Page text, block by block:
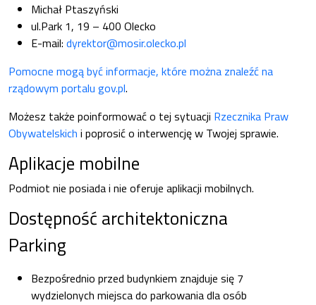
Michał Ptaszyński
ul.Park 1, 19 – 400 Olecko
E-mail: dyrektor@mosir.olecko.pl
Pomocne mogą być informacje, które można znaleźć na
rządowym portalu gov.pl.
Możesz także poinformować o tej sytuacji Rzecznika Praw
Obywatelskich i poprosić o interwencję w Twojej sprawie.
Aplikacje mobilne
Podmiot nie posiada i nie oferuje aplikacji mobilnych.
Dostępność architektoniczna
Parking
Bezpośrednio przed budynkiem znajduje się 7
wydzielonych miejsca do parkowania dla osób